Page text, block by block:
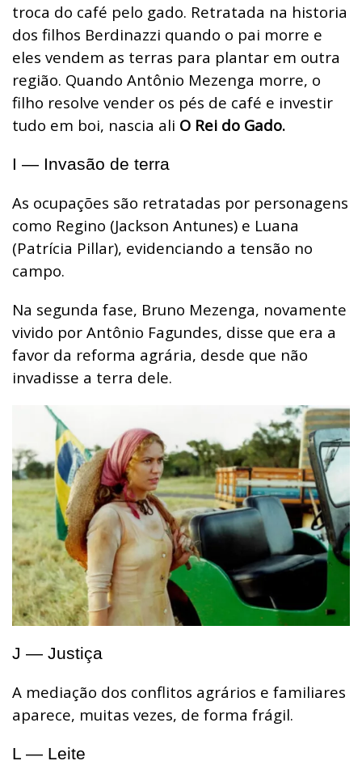
troca do café pelo gado. Retratada na historia
dos filhos Berdinazzi quando o pai morre e
eles vendem as terras para plantar em outra
região. Quando Antônio Mezenga morre, o
filho resolve vender os pés de café e investir
tudo em boi, nascia ali O Rei do Gado.
I — Invasão de terra
As ocupações são retratadas por personagens
como Regino (Jackson Antunes) e Luana
(Patrícia Pillar), evidenciando a tensão no
campo.
Na segunda fase, Bruno Mezenga, novamente
vivido por Antônio Fagundes, disse que era a
favor da reforma agrária, desde que não
invadisse a terra dele.
J — Justiça
A mediação dos conflitos agrários e familiares
aparece, muitas vezes, de forma frágil.
L — Leite